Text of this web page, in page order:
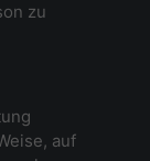
zu
auf